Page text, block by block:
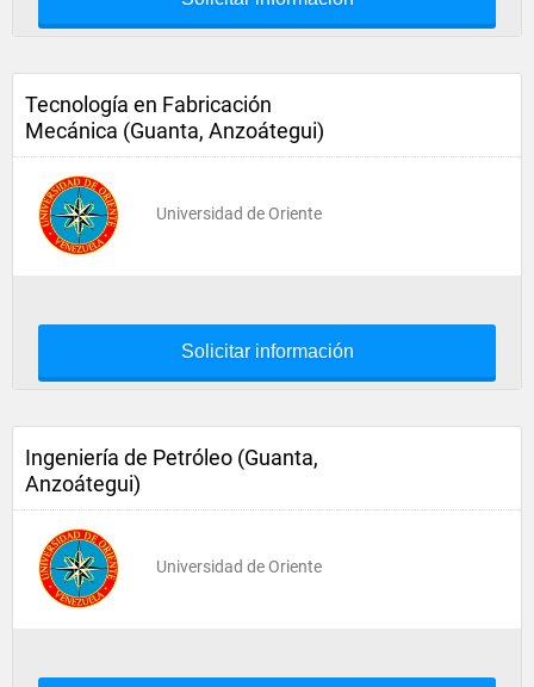
Tecnología en Fabricación
Mecánica (Guanta, Anzoátegui)
Universidad de Oriente
Solicitar información
Ingeniería de Petróleo (Guanta,
Anzoátegui)
Universidad de Oriente